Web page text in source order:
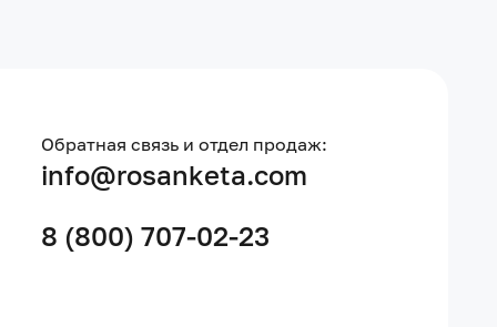
Обратная связь и отдел продаж:
info@rosanketa.com
8 (800) 707-02-23